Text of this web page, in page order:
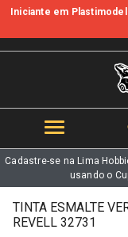
b
Iniciante em
Cadastre-se na Lima
usando o
TINTA ESMALTE
REVELL 32731